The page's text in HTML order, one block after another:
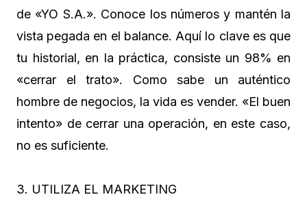
de «YO S.A.». Conoce los números y mantén la
vista pegada en el balance. Aquí lo clave es que
tu historial, en la práctica, consiste un 98% en
«cerrar el trato». Como sabe un auténtico
hombre de negocios, la vida es vender. «El buen
intento» de cerrar una operación, en este caso,
no es suficiente.
3. UTILIZA EL MARKETING